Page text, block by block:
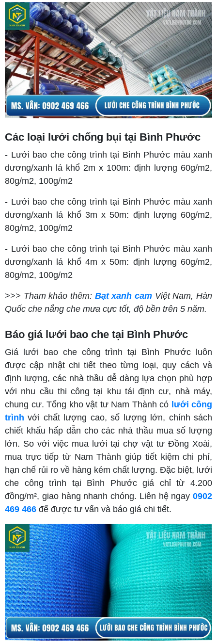
Các loại lưới chống bụi tại Bình Phước
- Lưới bao che công trình tại Bình Phước màu xanh
dương/xanh lá khổ 2m x 100m: định lượng 60g/m2,
80g/m2, 100g/m2
- Lưới bao che công trình tại Bình Phước màu xanh
dương/xanh lá khổ 3m x 50m: định lượng 60g/m2,
80g/m2, 100g/m2
- Lưới bao che công trình tại Bình Phước màu xanh
dương/xanh lá khổ 4m x 50m: định lượng 60g/m2,
80g/m2, 100g/m2
>>> Tham khảo thêm: Bạt xanh cam Việt Nam, Hàn
Quốc che nắng che mưa cực tốt, độ bền trên 5 năm.
Báo giá lưới bao che tại Bình Phước
Giá lưới bao che công trình tại Bình Phước luôn
được cập nhật chi tiết theo từng loại, quy cách và
định lượng, các nhà thầu dễ dàng lựa chọn phù hợp
với nhu cầu thi công tại khu tái định cư, nhà máy,
chung cư. Tổng kho vật tư Nam Thành có lưới công
trình với chất lượng cao, số lượng lớn, chính sách
chiết khấu hấp dẫn cho các nhà thầu mua số lượng
lớn. So với việc mua lưới tại chợ vật tư Đồng Xoài,
mua trực tiếp từ Nam Thành giúp tiết kiệm chi phí,
hạn chế rủi ro về hàng kém chất lượng. Đặc biệt, lưới
che công trình tại Bình Phước giá chỉ từ 4.200
đồng/m², giao hàng nhanh chóng. Liên hệ ngay 0902
469 466 để được tư vấn và báo giá chi tiết.